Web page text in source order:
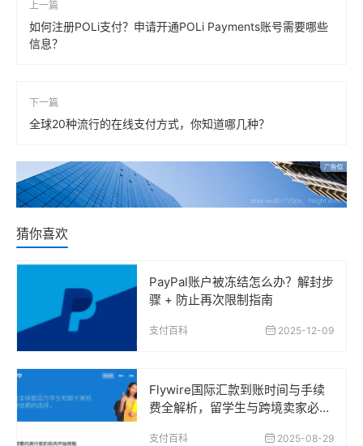
上一篇
如何注册POLi支付？申请开通POLi Payments账号需要哪些
信息？
下一篇
全球20种流行的在线支付方式，你知道哪几种？
猜你喜欢
PayPal账户被冻结怎么办？解封步
骤 + 防止再次限制指南
支付百科 2025-12-09
Flywire国际汇款到账时间与手续
费全解析，留学生与跨境卖家必读
支付百科 2025-08-29